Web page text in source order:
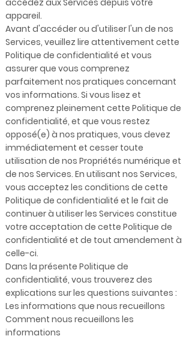
accédez aux Services depuis votre
appareil.
Avant d'accéder ou d'utiliser l'un de nos
Services, veuillez lire attentivement cette
Politique de confidentialité et vous
assurer que vous comprenez
parfaitement nos pratiques concernant
vos informations. Si vous lisez et
comprenez pleinement cette Politique de
confidentialité, et que vous restez
opposé(e) à nos pratiques, vous devez
immédiatement et cesser toute
utilisation de nos Propriétés numérique et
de nos Services. En utilisant nos Services,
vous acceptez les conditions de cette
Politique de confidentialité et le fait de
continuer à utiliser les Services constitue
votre acceptation de cette Politique de
confidentialité et de tout amendement à
celle-ci.
Dans la présente Politique de
confidentialité, vous trouverez des
explications sur les questions suivantes :
Les informations que nous recueillons
Comment nous recueillons les
informations